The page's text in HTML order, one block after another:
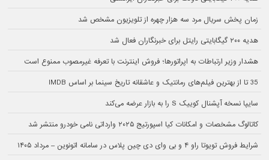
زمان پخش سریال مرد سه هزار چهره از تلویزیون مشخص شد
هدیه ۲۰۰ گیگابایتی رایتل برای خبرنگاران فعال شد
هشدار وزیر ارتباطات به اپراتورها؛ فروش اینترنت با تعرفه غیرمصوب ممنوع است
35 تا از بهترین فیلم‌های رمانتیک و عاشقانه تاریخ سینما بر اساس IMDB
سایپا نسخه آپشنال کوییک S را به بازار عرضه می‌کند
کاتالوگ مشخصات و امکانات کیا اسپورتیج ۲۰۲۵ وارداتی نامی خودرو منتشر شد
شرایط فروش تویوتا راو ۴ و بی وای دی چین پلاس در سامانه اتونوین – مرداد ۱۴۰۵